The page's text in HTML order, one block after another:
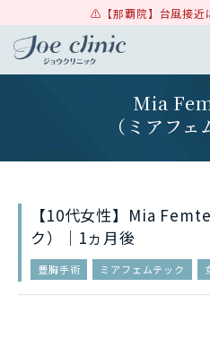
【那覇院】台風接
Mia
（ミアフェ
【10代女性】Mia
ク）｜1ヵ月後
豊胸手術 ミアフェムテック